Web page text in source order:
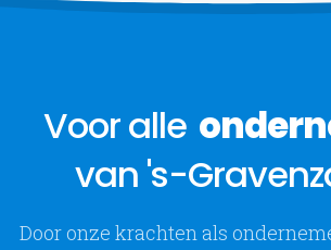
Voor alle
van 's-
Door onze krachten als